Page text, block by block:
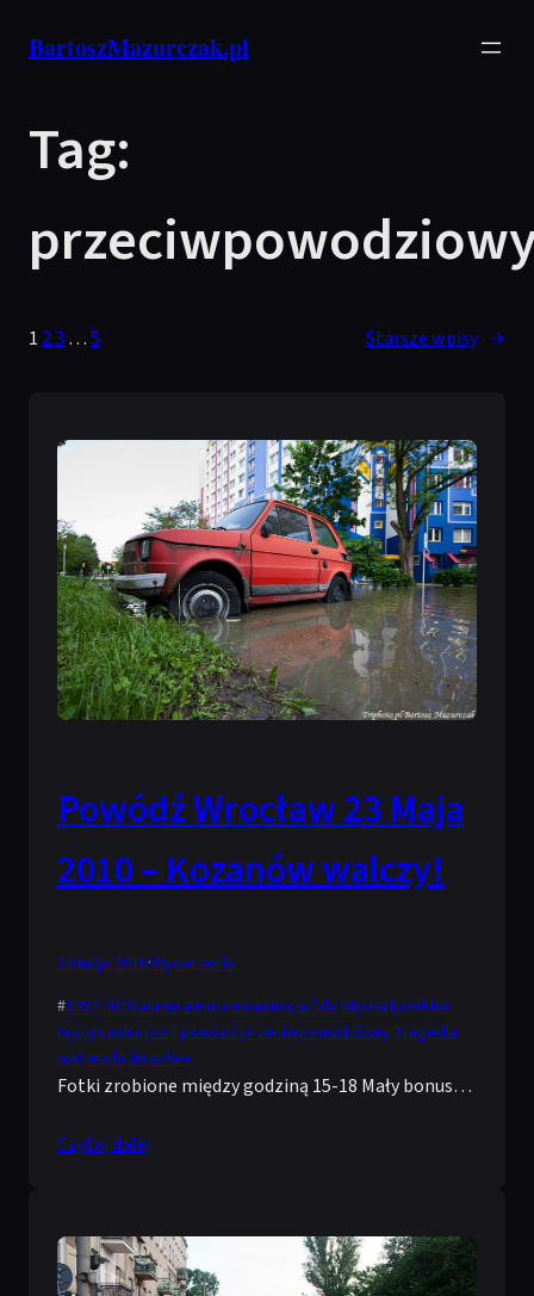
BartoszMazurczak.pl
Tag:
1 23 …5 Starsze wpisy →
Powódź Wrocław 23 Maja
2010 – Kozanów walczy!
23 maja 2010·Wydarzenia
#1997 2010 alarm awaria ewakuacja fala klęska kolektor
kryzys odra portpowódźprzeciwpowodziowy Tragedia
wałwoda Wrocław
Fotki zrobione między godziną 15-18 Mały bonus…
Czytaj dalej